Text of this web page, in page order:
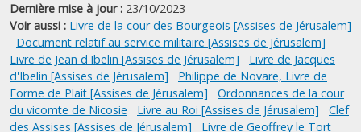
Dernière mise à jour : 23/10/2023
Voir aussi : Livre de la cour des Bourgeois [Assises de Jérusalem]
Document relatif au service militaire [Assises de Jérusalem]
Livre de Jean d'Ibelin [Assises de Jérusalem]
Livre de Jacques
d'Ibelin [Assises de Jérusalem]
Philippe de Novare, Livre de
Forme de Plait [Assises de Jérusalem]
Ordonnances de la cour
du vicomte de Nicosie
Livre au Roi [Assises de Jérusalem]
Clef
des Assises [Assises de Jérusalem]
Livre de Geoffrey le Tort